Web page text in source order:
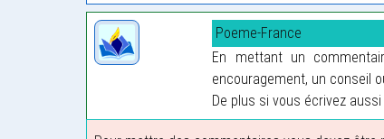
Poeme-France
En mettant un
encouragement, un conseil
De plus si vous écrivez